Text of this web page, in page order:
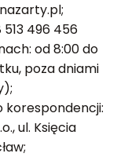
496 456
od 8:00 do
poza dniami
korespondencji:
ul. Księcia